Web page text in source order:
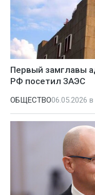
Первый замглавы
РФ посетил ЗАЭС
ОБЩЕСТВО06.05.2026